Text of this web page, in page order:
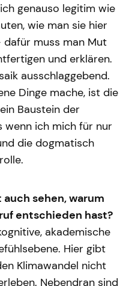
genauso legitim wie
wie man sie hier
dafür muss man Mut
und erklären.
ausschlaggebend.
Dinge mache, ist die
Baustein der
wenn ich mich für nur
die dogmatisch
sehen, warum
entschieden hast?
akademische
Hier gibt
Klimawandel nicht
Nebendran sind